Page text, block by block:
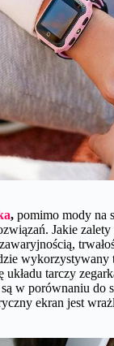
, pomimo mody na
Jakie
tarczy
w porównaniu do
ekran jest